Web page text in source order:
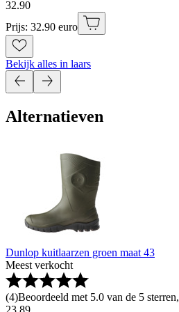
32.90
Prijs: 32.90 euro
Bekijk alles in laars
Alternatieven
Dunlop kuitlaarzen groen maat 43
Meest verkocht
(4)Beoordeeld met 5.0 van de 5